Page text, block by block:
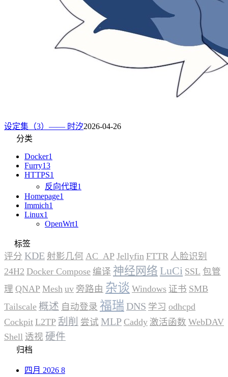
设定集（3）—— 时汐2026-04-26
分类
Docker1
Furry13
HTTPS1
反向代理1
Homepage1
Immich1
Linux1
OpenWrt1
标签
评分 KDE 射影几何 AC_AP Jellyfin FTTR 人脸识别
24H2 Docker Compose 编译 神经网络 LuCi SSL 包管
理 QNAP Mesh uv 旁路由 杂谈 Windows 证书 SMB
Tailscale 概述 自动登录 福瑞 DNS 学习 odhcpd
Cockpit L2TP 刮削 尝试 MLP Caddy 激活函数 WebDAV
Shell 透视 硬件
归档
四月 2026 8